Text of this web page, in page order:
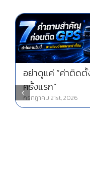
อย่าดูแค่ “ค่าติดตั้ง
ครั้งแรก”
กรกฎาคม 21st, 2026